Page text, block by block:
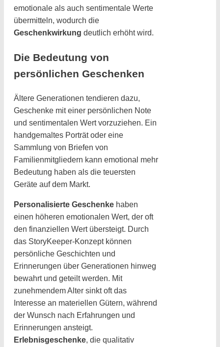
emotionale als auch sentimentale Werte
übermitteln, wodurch die
Geschenkwirkung deutlich erhöht wird.
Die Bedeutung von
persönlichen Geschenken
Ältere Generationen tendieren dazu,
Geschenke mit einer persönlichen Note
und sentimentalen Wert vorzuziehen. Ein
handgemaltes Porträt oder eine
Sammlung von Briefen von
Familienmitgliedern kann emotional mehr
Bedeutung haben als die teuersten
Geräte auf dem Markt.
Personalisierte Geschenke haben
einen höheren emotionalen Wert, der oft
den finanziellen Wert übersteigt. Durch
das StoryKeeper-Konzept können
persönliche Geschichten und
Erinnerungen über Generationen hinweg
bewahrt und geteilt werden. Mit
zunehmendem Alter sinkt oft das
Interesse an materiellen Gütern, während
der Wunsch nach Erfahrungen und
Erinnerungen ansteigt.
Erlebnisgeschenke, die qualitativ